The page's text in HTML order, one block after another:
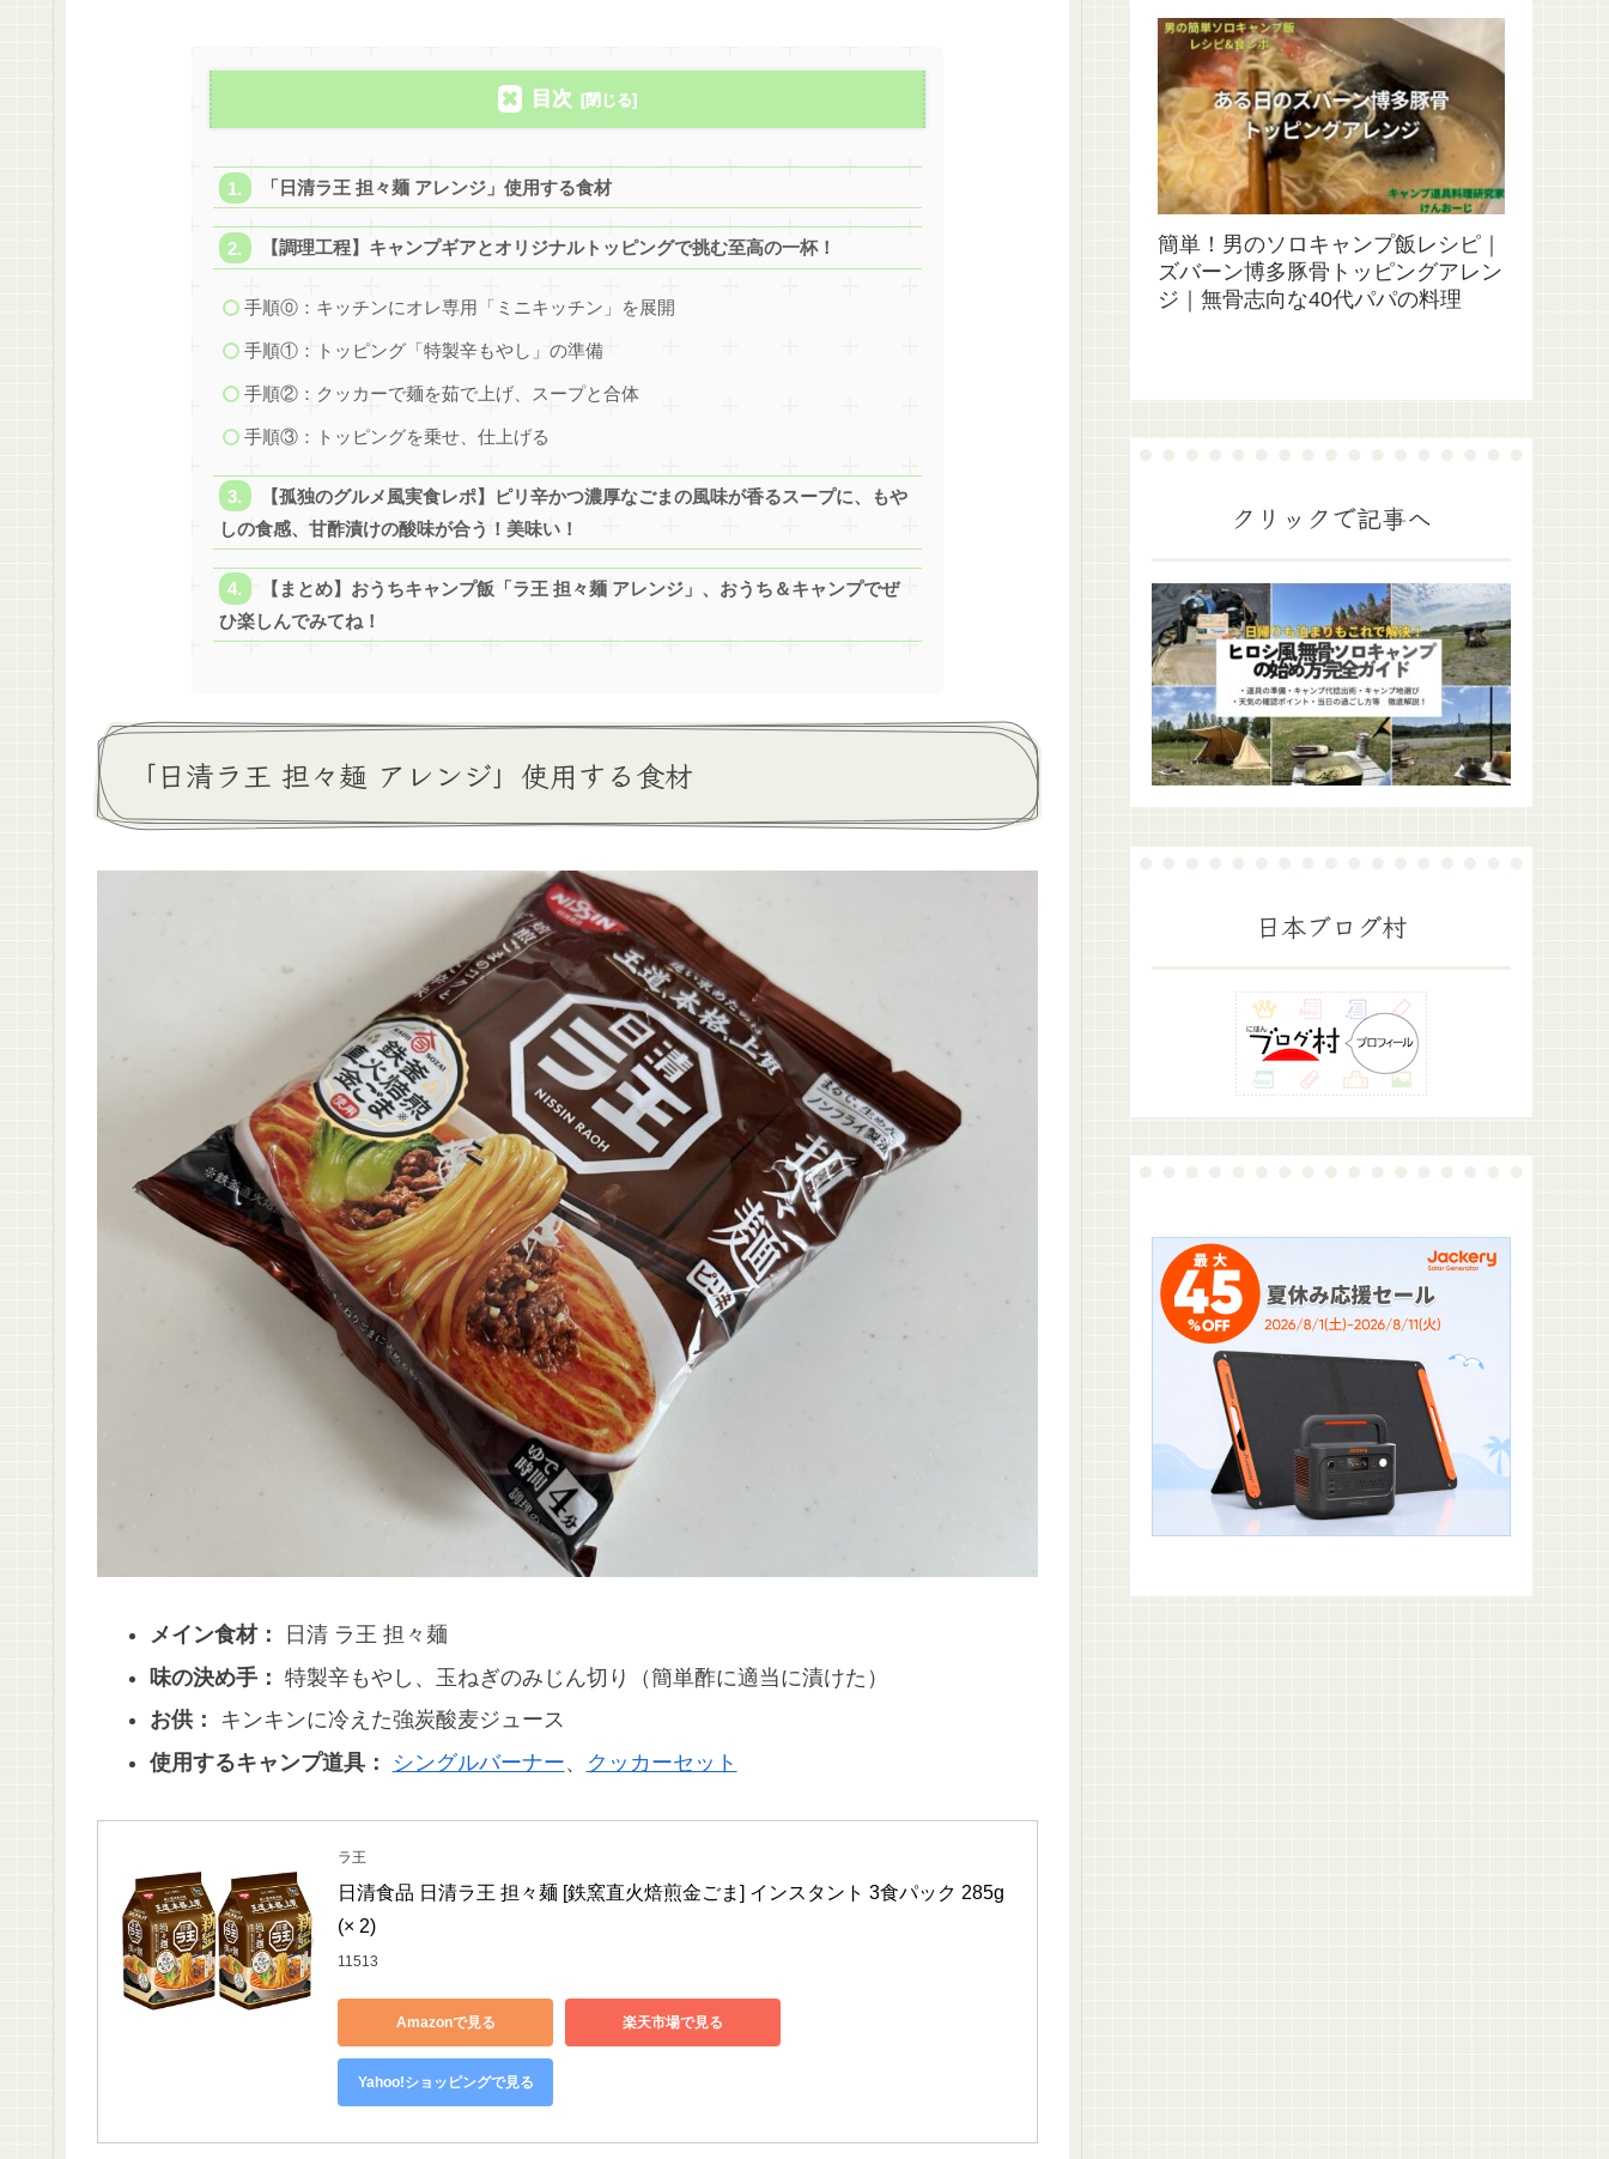
目次
「日清ラ王 担々麺 アレンジ」使用する食材
【調理工程】キャンプギアとオリジナルトッピングで挑む至高の一杯！
手順⓪：キッチンにオレ専用「ミニキッチン」を展開
手順①：トッピング「特製辛もやし」の準備
手順②：クッカーで麺を茹で上げ、スープと合体
手順③：トッピングを乗せ、仕上げる
【孤独のグルメ風実食レポ】ピリ辛かつ濃厚なごまの風味が香るスープに、もや
しの食感、甘酢漬けの酸味が合う！美味い！
【まとめ】おうちキャンプ飯「ラ王 担々麺 アレンジ」、おうち＆キャンプでぜ
ひ楽しんでみてね！
「日清ラ王 担々麺 アレンジ」使用する食材
メイン食材：
日清 ラ王 担々麺
味の決め手： 特製辛もやし、玉ねぎのみじん切り（簡単酢に適当に漬けた）
お供：
キンキンに冷えた強炭酸麦ジュース
使用するキャンプ道具：
シングルバーナー、 クッカーセット
ラ王
日清食品 日清ラ王 担々麺 [鉄窯直火焙煎金ごま] インスタント 3食パック 285g
(× 2)
11513
Amazonで見る 楽天市場で見る
Yahoo!ショッピングで見る
簡単！男のソロキャンプ飯レシピ｜
ズバーン博多豚骨トッピングアレン
ジ｜無骨志向な40代パパの料理
クリックで記事へ
日本ブログ村